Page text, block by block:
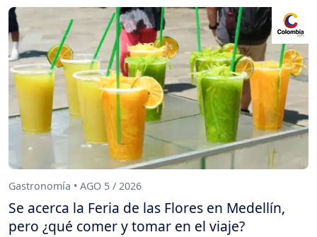
Gastronomía • AGO 5 / 2026
Se acerca la Feria de las Flores en Medellín,
pero ¿qué comer y tomar en el viaje?